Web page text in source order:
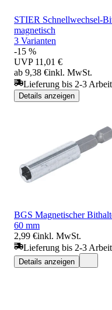
STIER Schnellwechsel-
magnetisch
3 Varianten
-15 %
UVP 11,01 €
ab 9,38 €inkl. MwSt.
Lieferung bis 2-3
Details anzeigen
BGS Magnetischer
60 mm
2,99 €inkl. MwSt.
Lieferung bis 2-3
Details anzeigen